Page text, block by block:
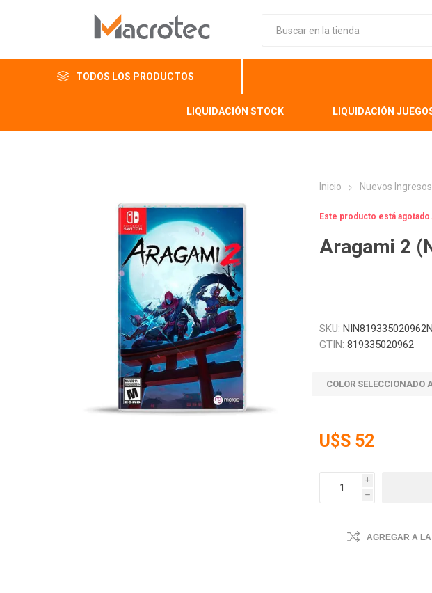
TODOS LOS PRODUCTOS
LIQUIDACIÓN STOCK LIQUIDACIÓN
Inicio Nuevos
Este producto está
Aragami 2
SKU: NIN819335020962N
GTIN: 819335020962
COLOR SELECCIONADO
U$S 52
i
h
AGREGAR A